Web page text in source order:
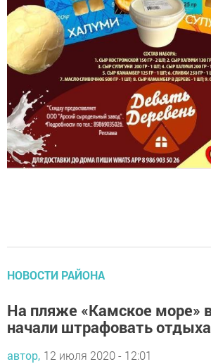
НОВОСТИ РАЙОНА
На пляже «Камское море»
начали штрафовать
автор, 12 июля 2020 - 12:01